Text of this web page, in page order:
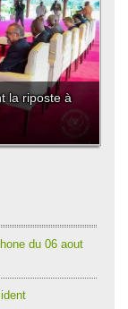
la riposte à
du 06 aout